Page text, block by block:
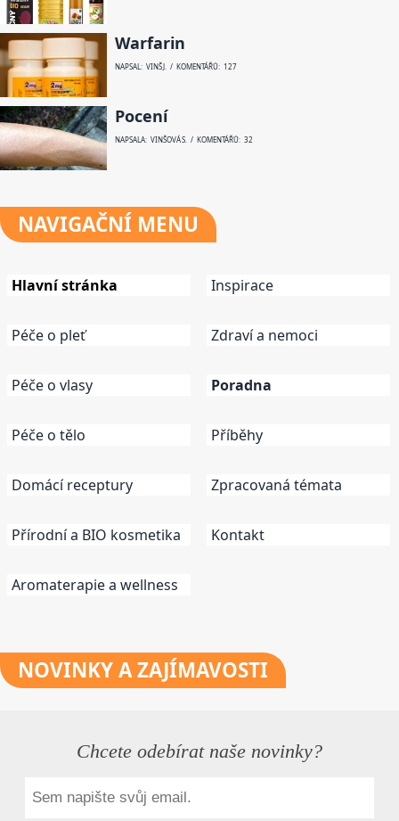
Warfarin
NAPSAL: VINŠ J. / KOMENTÁŘŮ: 127
Pocení
NAPSALA: VINŠOVÁ S. / KOMENTÁŘŮ: 32
NAVIGAČNÍ MENU
Hlavní stránka
Péče o pleť
Péče o vlasy
Péče o tělo
Domácí receptury
Přírodní a BIO kosmetika
Aromaterapie a wellness
Inspirace
Zdraví a nemoci
Poradna
Příběhy
Zpracovaná témata
Kontakt
NOVINKYA ZAJÍMAVOSTI
Chcete odebírat naše novinky?